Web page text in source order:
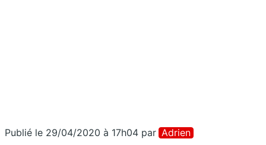
Publié le 29/04/2020 à 17h04 par Adrien